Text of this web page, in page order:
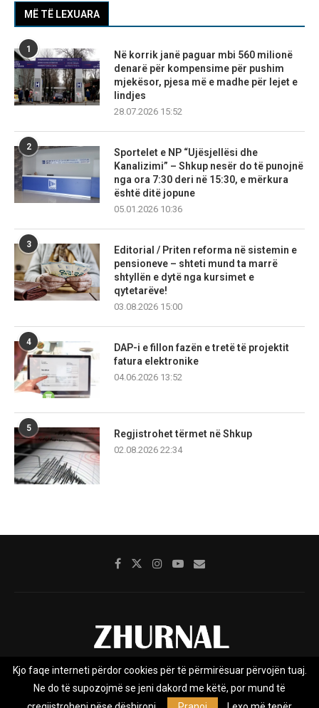
MË TË LEXUARA
1
Në korrik janë paguar mbi 560 milionë
denarë për kompensime për pushim
mjekësor, pjesa më e madhe për lejet e
lindjes
28.07.2026 15:52
2
Sportelet e NP “Ujësjellësi dhe
Kanalizimi” – Shkup nesër do të punojnë
nga ora 7:30 deri në 15:30, e mërkura
është ditë jopune
05.01.2026 10:36
3
Editorial / Priten reforma në sistemin e
pensioneve – shteti mund ta marrë
shtyllën e dytë nga kursimet e
qytetarëve!
03.08.2026 15:00
4
DAP-i e fillon fazën e tretë të projektit
fatura elektronike
04.06.2026 13:52
5
Regjistrohet tërmet në Shkup
02.08.2026 22:34
Rreth nesh Impresumi Marketing
Privacy Policy
Kjo faqe interneti përdor cookies për të përmirësuar përvojën tuaj.
Ne do të supozojmë se jeni dakord me këtë, por mund të